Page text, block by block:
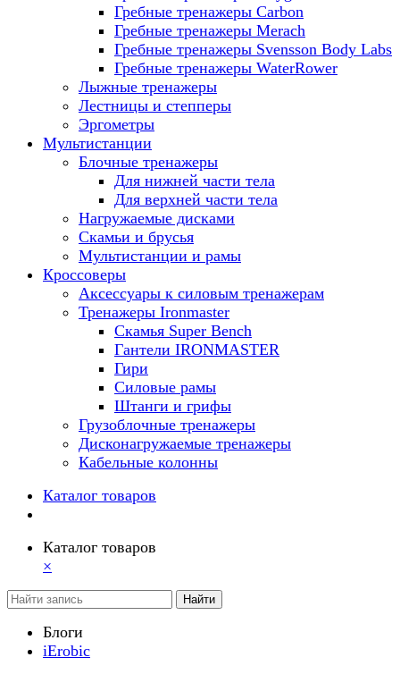
Гребные тренажеры Carbon
Гребные тренажеры Merach
Гребные тренажеры Svensson Body Labs
Гребные тренажеры WaterRower
Лыжные тренажеры
Лестницы и степперы
Эргометры
Мультистанции
Блочные тренажеры
Для нижней части тела
Для верхней части тела
Нагружаемые дисками
Скамьи и брусья
Мультистанции и рамы
Кроссоверы
Аксессуары к силовым тренажерам
Тренажеры Ironmaster
Скамья Super Bench
Гантели IRONMASTER
Гири
Силовые рамы
Штанги и грифы
Грузоблочные тренажеры
Дисконагружаемые тренажеры
Кабельные колонны
Каталог товаров
Каталог товаров
×
Найти
Блоги
iErobic